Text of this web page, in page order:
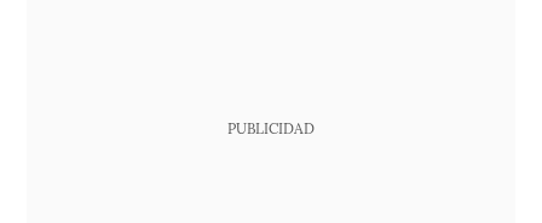
PUBLICIDAD